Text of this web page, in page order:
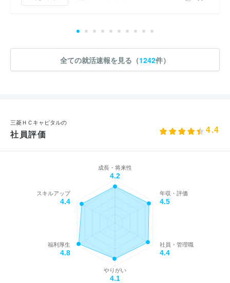
全ての就活速報を見る（1242件）
三菱ＨＣキャピタルの
社員評価 4.4
成長・将来性
4.2
年収・評価
4.5
社員・管理職
4.4
やりがい
4.1
福利厚生
4.8
スキルアップ
4.4